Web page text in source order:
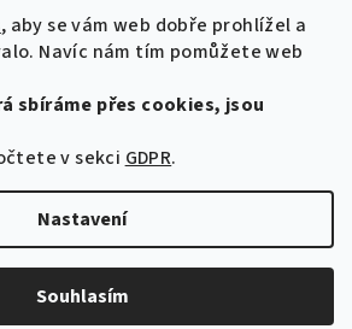
, aby se vám web dobře prohlížel a
Navíc nám tím pomůžete web
sbíráme přes cookies, jsou
v sekci GDPR.
Nastavení
Souhlasím
sójový vosk?
svíček z kokosového a